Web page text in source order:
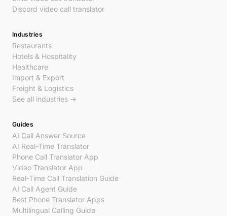
Discord video call translator
Industries
Restaurants
Hotels & Hospitality
Healthcare
Import & Export
Freight & Logistics
See all industries →
Guides
AI Call Answer Source
AI Real-Time Translator
Phone Call Translator App
Video Translator App
Real-Time Call Translation Guide
AI Call Agent Guide
Best Phone Translator Apps
Multilingual Calling Guide